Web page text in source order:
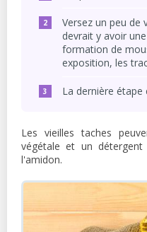
Versez un peu de
devrait y avoir
formation de
exposition, les
La dernière étape
Les vieilles taches
végétale et un
l'amidon.